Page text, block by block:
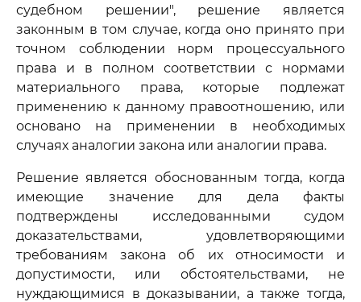
судебном решении", решение является
законным в том случае, когда оно принято при
точном соблюдении норм процессуального
права и в полном соответствии с нормами
материального права, которые подлежат
применению к данному правоотношению, или
основано на применении в необходимых
случаях аналогии закона или аналогии права.
Решение является обоснованным тогда, когда
имеющие значение для дела факты
подтверждены исследованными судом
доказательствами, удовлетворяющими
требованиям закона об их относимости и
допустимости, или обстоятельствами, не
нуждающимися в доказывании, а также тогда,